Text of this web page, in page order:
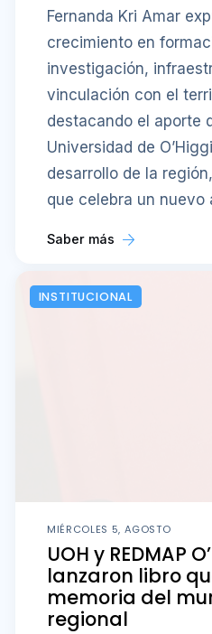
Fernanda Kri Amar
crecimiento en
investigación,
vinculación con el
destacando el aporte
Universidad de
desarrollo de la
que celebra un nuevo
Saber más
INSTITUCIONAL
MIÉRCOLES 5, AGOSTO
UOH y REDMAP
lanzaron libro
memoria del
regional